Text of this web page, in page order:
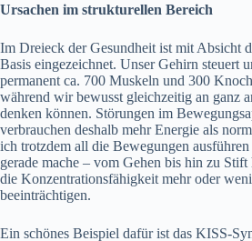
Ursachen im strukturellen Bereich
Im Dreieck der Gesundheit ist mit Absicht
Basis eingezeichnet. Unser Gehirn steuert
permanent ca. 700 Muskeln und 300
während wir bewusst gleichzeitig an ganz
denken können. Störungen im
verbrauchen deshalb mehr Energie als
ich trotzdem all die Bewegungen
gerade mache – vom Gehen bis hin zu Stift
die Konzentrationsfähigkeit mehr oder
beeinträchtigen.
Ein schönes Beispiel dafür ist das KISS-